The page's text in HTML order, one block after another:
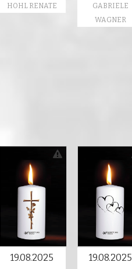
HOHL RENATE
GABRIELE
WAGNER
19.08.2025 19.08.2025